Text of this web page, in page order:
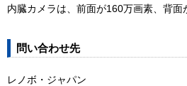
内臓カメラは、前面が160万画素、背面
問い合わせ先
レノボ・ジャパン